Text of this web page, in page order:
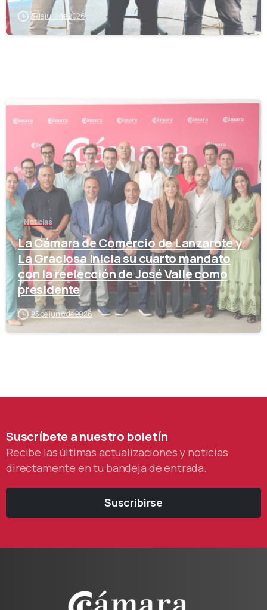
3 de julio de 2026
Noticias
La Cámara de Comercio de Lanzarote y
La Graciosa inicia su cuarto mandato
con la reelección de José Valle como
presidente
25 de junio de 2026
Suscríbeteanuestro boletín
Recibe las últimas actualizaciones y noticias
directamente en tu bandeja de entrada.
Suscribirse